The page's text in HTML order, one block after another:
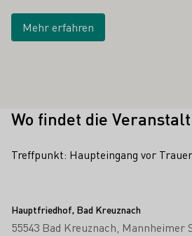
Mehr erfahren
Wo findet die
Treffpunkt: Haupteingang vor
Hauptfriedhof, Bad Kreuznach
55543 Bad Kreuznach Mannheimer